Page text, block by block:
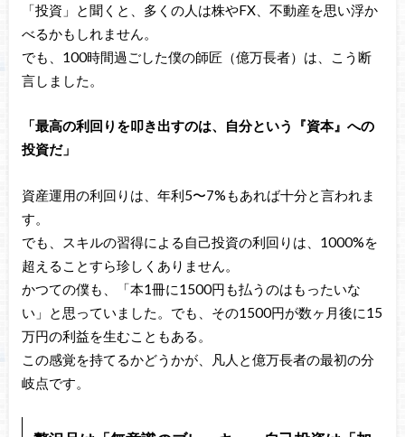
「投資」と聞くと、多くの人は株やFX、不動産を思い浮か
べるかもしれません。
でも、100時間過ごした僕の師匠（億万長者）は、こう断
言しました。
「最高の利回りを叩き出すのは、自分という『資本』への
投資だ」
資産運用の利回りは、年利5〜7%もあれば十分と言われま
す。
でも、スキルの習得による自己投資の利回りは、1000%を
超えることすら珍しくありません。
かつての僕も、「本1冊に1500円も払うのはもったいな
い」と思っていました。でも、その1500円が数ヶ月後に15
万円の利益を生むこともある。
この感覚を持てるかどうかが、凡人と億万長者の最初の分
岐点です。